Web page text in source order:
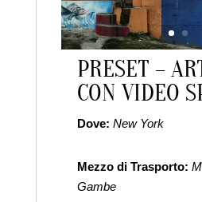
PRESET –
CON VIDEO
Dove: New York
Mezzo di Trasporto:
Gambe